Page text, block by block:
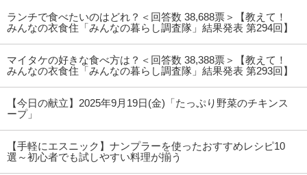
ランチで食べたいのはどれ？＜回答数 38,688票＞【教えて！
みんなの衣食住「みんなの暮らし調査隊」結果発表 第294回】
マイタケの好きな食べ方は？＜回答数 38,388票＞【教えて！
みんなの衣食住「みんなの暮らし調査隊」結果発表 第293回】
【今日の献立】2025年9月19日(金)「たっぷり野菜のチキンス
ープ」
【手軽にエスニック】ナンプラーを使ったおすすめレシピ10
選～初心者でも試しやすい料理が揃う